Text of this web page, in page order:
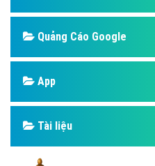
Quảng Cáo Google
App
Tài liệu